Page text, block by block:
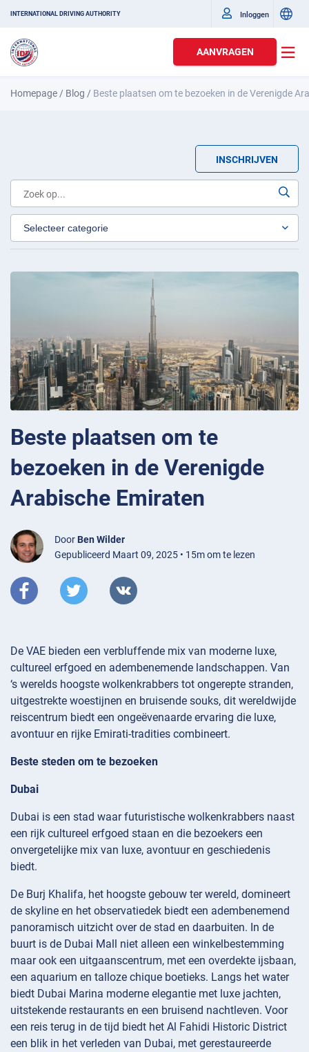
INTERNATIONAL DRIVING AUTHORITY Inloggen
AANVRAGEN
Homepage / Blog / Beste plaatsen om te bezoeken in de Verenigde
INSCHRIJVEN
Beste plaatsen om te
bezoeken in de Verenigde
Arabische Emiraten
Door Ben Wilder
Gepubliceerd Maart 09, 2025 • 15m om te lezen
De VAE bieden een verbluffende mix van moderne luxe,
cultureel erfgoed en adembenemende landschappen. Van
‘s werelds hoogste wolkenkrabbers tot ongerepte stranden,
uitgestrekte woestijnen en bruisende souks, dit wereldwijde
reiscentrum biedt een ongeëvenaarde ervaring die luxe,
avontuur en rijke Emirati-tradities combineert.
Beste steden om te bezoeken
Dubai
Dubai is een stad waar futuristische wolkenkrabbers naast
een rijk cultureel erfgoed staan en die bezoekers een
onvergetelijke mix van luxe, avontuur en geschiedenis
biedt.
De Burj Khalifa, het hoogste gebouw ter wereld, domineert
de skyline en het observatiedek biedt een adembenemend
panoramisch uitzicht over de stad en daarbuiten. In de
buurt is de Dubai Mall niet alleen een winkelbestemming
maar ook een uitgaanscentrum, met een overdekte ijsbaan,
een aquarium en talloze chique boetieks. Langs het water
biedt Dubai Marina moderne elegantie met luxe jachten,
uitstekende restaurants en een bruisend nachtleven. Voor
een reis terug in de tijd biedt het Al Fahidi Historic District
een blik in het verleden van Dubai, met gerestaureerde